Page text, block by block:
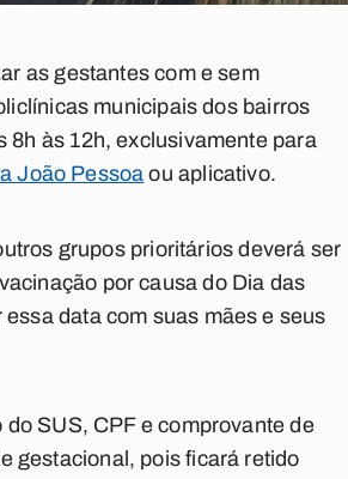
as gestantes com e sem
municipais dos bairros
8h às 12h, exclusivamente para
João Pessoa ou aplicativo.
grupos prioritários deverá ser
por causa do Dia das
data com suas mães e seus
SUS, CPF e comprovante de
gestacional, pois ficará retido